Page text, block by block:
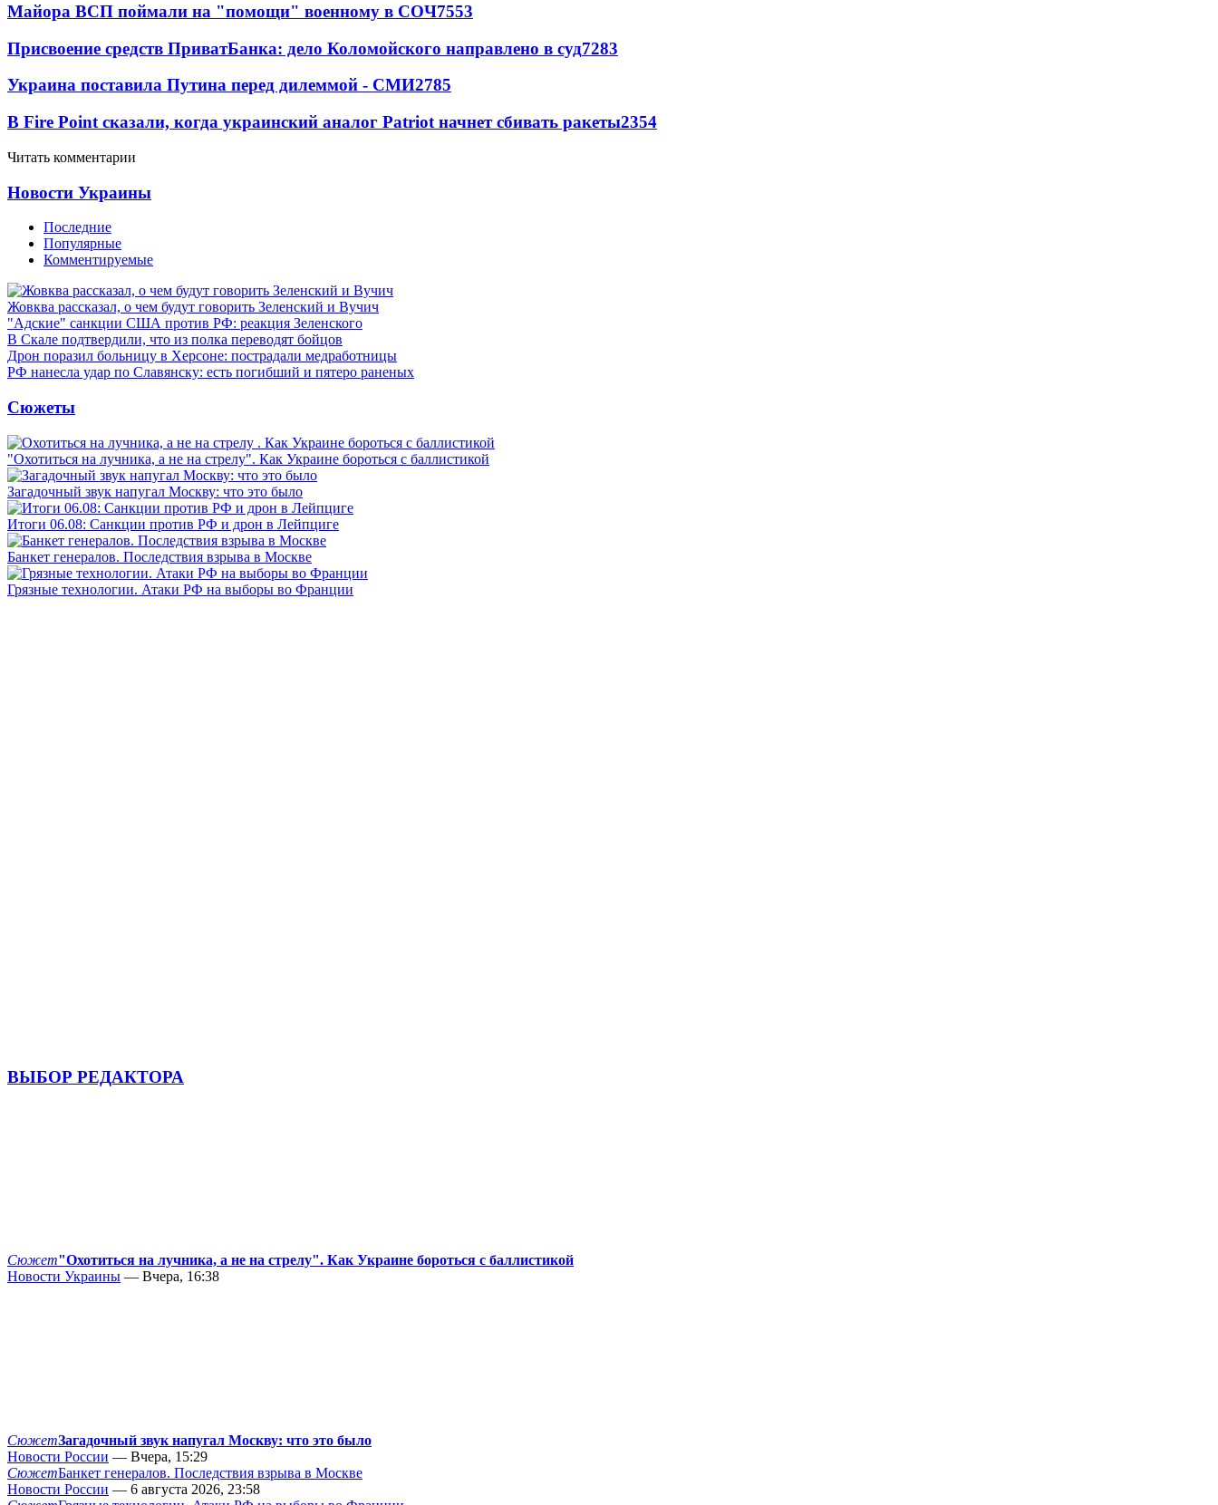
Майора ВСП поймали на "помощи" военному в СОЧ7553
Присвоение средств ПриватБанка: дело Коломойского направлено в суд7283
Украина поставила Путина перед дилеммой - СМИ2785
В Fire Point сказали, когда украинский аналог Patriot начнет сбивать ракеты2354
Читать комментарии
Новости Украины
Последние
Популярные
Комментируемые
Жовква рассказал, о чем будут говорить Зеленский и Вучич
"Адские" санкции США против РФ: реакция Зеленского
В Скале подтвердили, что из полка переводят бойцов
Дрон поразил больницу в Херсоне: пострадали медработницы
РФ нанесла удар по Славянску: есть погибший и пятеро раненых
Сюжеты
"Охотиться на лучника, а не на стрелу". Как Украине бороться с баллистикой
Загадочный звук напугал Москву: что это было
Итоги 06.08: Санкции против РФ и дрон в Лейпциге
Банкет генералов. Последствия взрыва в Москве
Грязные технологии. Атаки РФ на выборы во Франции
ВЫБОР РЕДАКТОРА
Сюжет"Охотиться на лучника, а не на стрелу". Как Украине бороться с баллистикой
Новости Украины — Вчера, 16:38
СюжетЗагадочный звук напугал Москву: что это было
Новости России — Вчера, 15:29
СюжетБанкет генералов. Последствия взрыва в Москве
Новости России — 6 августа 2026, 23:58